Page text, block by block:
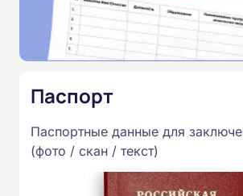
Паспорт
Паспортные данные для
(фото / скан / текст)